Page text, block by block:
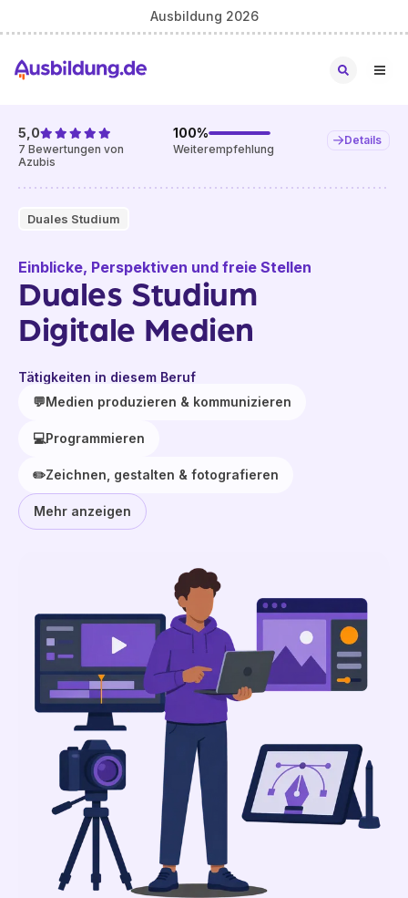
Ausbildung 2026
Duales Studium
5,0
7 Bewertungen von
Azubis
100%
Weiterempfehlung
Details
Einblicke, Perspektiven und freie Stellen
Duales Studium
Digitale Medien
Tätigkeiten in diesem Beruf
💬Medien produzieren & kommunizieren
💻Programmieren
✏️Zeichnen, gestalten & fotografieren
Mehr anzeigen